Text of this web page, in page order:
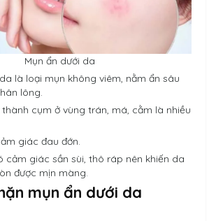
Mụn ẩn dưới da
là loại mụn không viêm, nằm ẩn sâu
lông.
cụm ở vùng trán, má, cằm là nhiều
giác đau đớn.
cảm giác sần sùi, thô ráp nên khiến da
được mịn màng.
mụn ẩn dưới da